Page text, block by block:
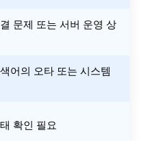
문제 또는 서버 운영 상
어의 오타 또는 시스템
확인 필요